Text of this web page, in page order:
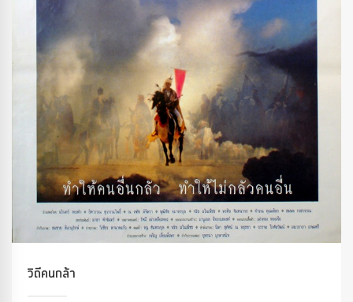
วิถีคนกล้า